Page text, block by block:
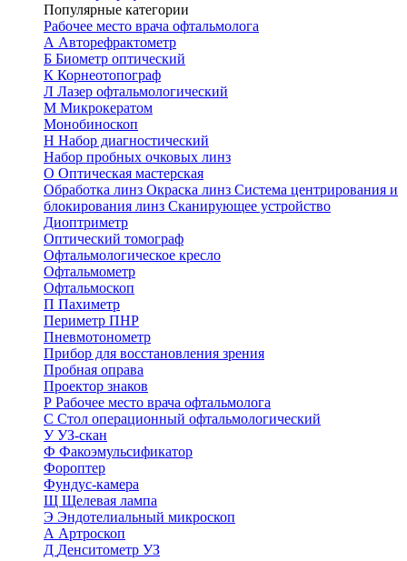
Популярные категории
Рабочее место врача офтальмолога
А Авторефрактометр
Б Биометр оптический
К Корнеотопограф
Л Лазер офтальмологический
М Микрокератом
Монобиноскоп
Н Набор диагностический
Набор пробных очковых линз
О Оптическая мастерская
Обработка линз Окраска линз Система центрирования и
блокирования линз Сканирующее устройство
Диоптриметр
Оптический томограф
Офтальмологическое кресло
Офтальмометр
Офтальмоскоп
П Пахиметр
Периметр ПНР
Пневмотонометр
Прибор для восстановления зрения
Пробная оправа
Проектор знаков
Р Рабочее место врача офтальмолога
С Стол операционный офтальмологический
УУЗ-скан
Ф Факоэмульсификатор
Фороптер
Фундус-камера
Щ Щелевая лампа
Э Эндотелиальный микроскоп
А Артроскоп
Д Денситометр УЗ